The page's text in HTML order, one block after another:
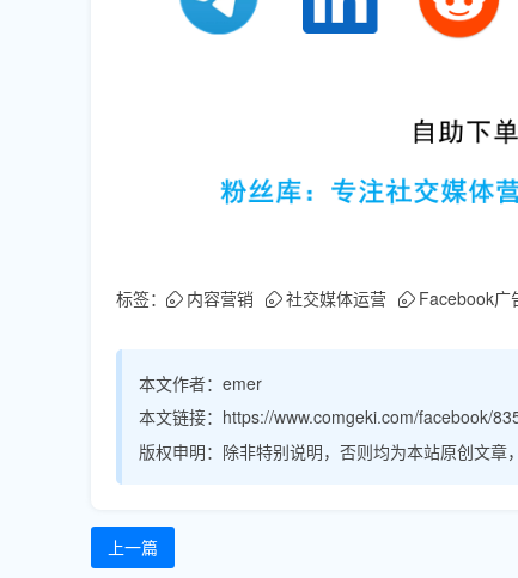
标签： 内容营销 社交媒体运营 Facebook广
本文作者： emer
本文链接： https://www.comgeki.com/facebook/
版权申明： 除非特别说明，否则均为本站原创文章
上一篇